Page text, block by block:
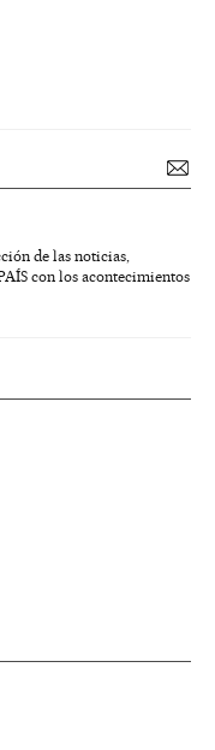
de las noticias,
con los acontecimientos